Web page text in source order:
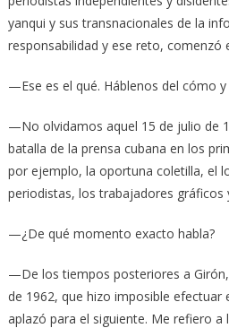
yanqui y sus transnacionales de la
responsabilidad y ese reto, comenzó
—Ese es el qué. Háblenos del cómo y
—No olvidamos aquel 15 de julio de
batalla de la prensa cubana en los
por ejemplo, la oportuna coletilla, el
periodistas, los trabajadores gráficos
—¿De qué momento exacto habla?
—De los tiempos posteriores a
de 1962, que hizo imposible efectuar
aplazó para el siguiente. Me refiero a